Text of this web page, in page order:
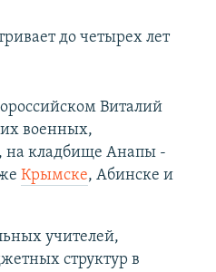
до четырех лет
Виталий
военных,
на кладбище Анапы -
Крымске, Абинске и
учителей,
структур в